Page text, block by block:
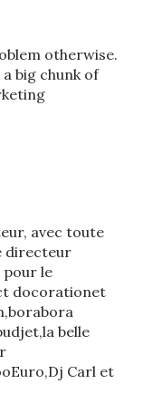
otherwise.
big chunk of
avec toute
directeur
pour le
docorationet
belle
Carl et